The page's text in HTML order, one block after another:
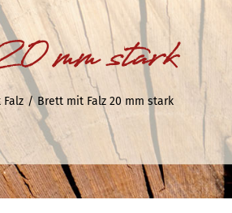
mm stark
Brett mit Falz 20 mm stark